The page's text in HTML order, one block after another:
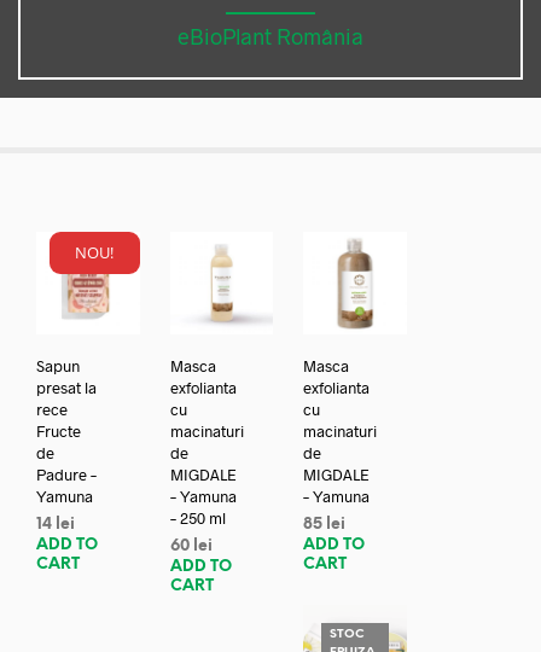
eBioPlant România
NOU!
Sapun
presat la
rece
Fructe
de
Padure –
Yamuna
14 lei
ADD TO
CART
Masca
exfolianta
cu
macinaturi
de
MIGDALE
– Yamuna
– 250 ml
60 lei
ADD TO
CART
Masca
exfolianta
cu
macinaturi
de
MIGDALE
– Yamuna
85 lei
ADD TO
CART
STOC